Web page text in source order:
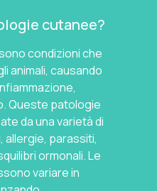
cutanee?
condizioni che
animali, causando
Queste patologie
da una varietà di
allergie, parassiti,
ormonali. Le
variare in